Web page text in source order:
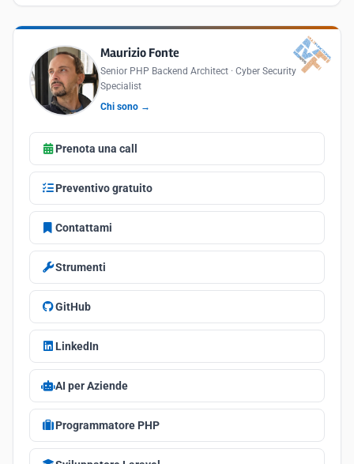
Maurizio Fonte
Senior PHP Backend Architect · Cyber Security
Specialist
Chi sono →
Prenota una call
Preventivo gratuito
Contattami
Strumenti
GitHub
LinkedIn
AI per Aziende
Programmatore PHP